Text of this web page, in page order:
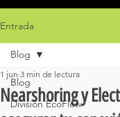
Entrada
Blog
División EcoFlow
Blog
Nearshoring y
1 jun 3 min de lectura